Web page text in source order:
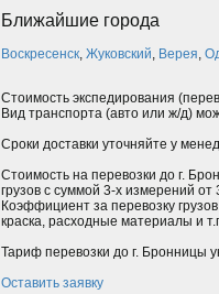
Ближайшие города
Воскресенск, Жуковский, Верея,
Стоимость экспедирования
Вид транспорта (авто или ж/д)
Сроки доставки уточняйте у
Стоимость на перевозки до г.
грузов с суммой 3-х измерений
Коэффициент за перевозку
краска, расходные материалы и
Тариф перевозки до г. Бронницы
Оставить заявку